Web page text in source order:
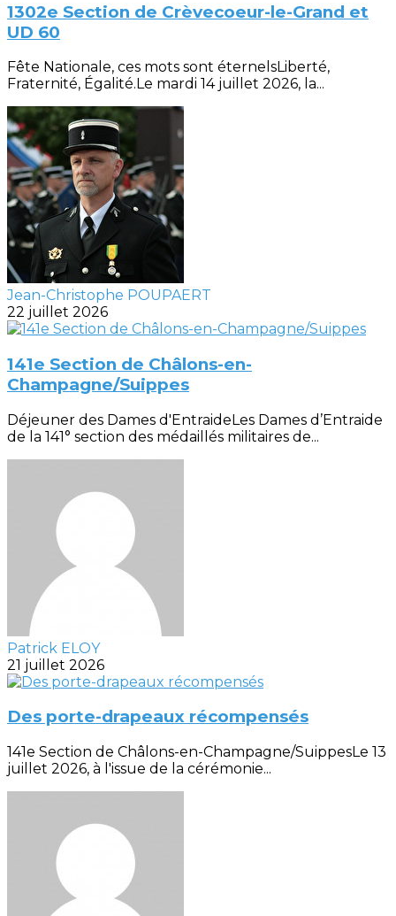
1302e Section de Crèvecoeur-le-Grand et
UD 60
Fête Nationale, ces mots sont éternelsLiberté,
Fraternité, Égalité.Le mardi 14 juillet 2026, la...
Jean-Christophe POUPAERT
22 juillet 2026
141e Section de Châlons-en-
Champagne/Suippes
Déjeuner des Dames d'EntraideLes Dames d’Entraide
de la 141° section des médaillés militaires de...
Patrick ELOY
21 juillet 2026
Des porte-drapeaux récompensés
141e Section de Châlons-en-Champagne/SuippesLe 13
juillet 2026, à l'issue de la cérémonie...